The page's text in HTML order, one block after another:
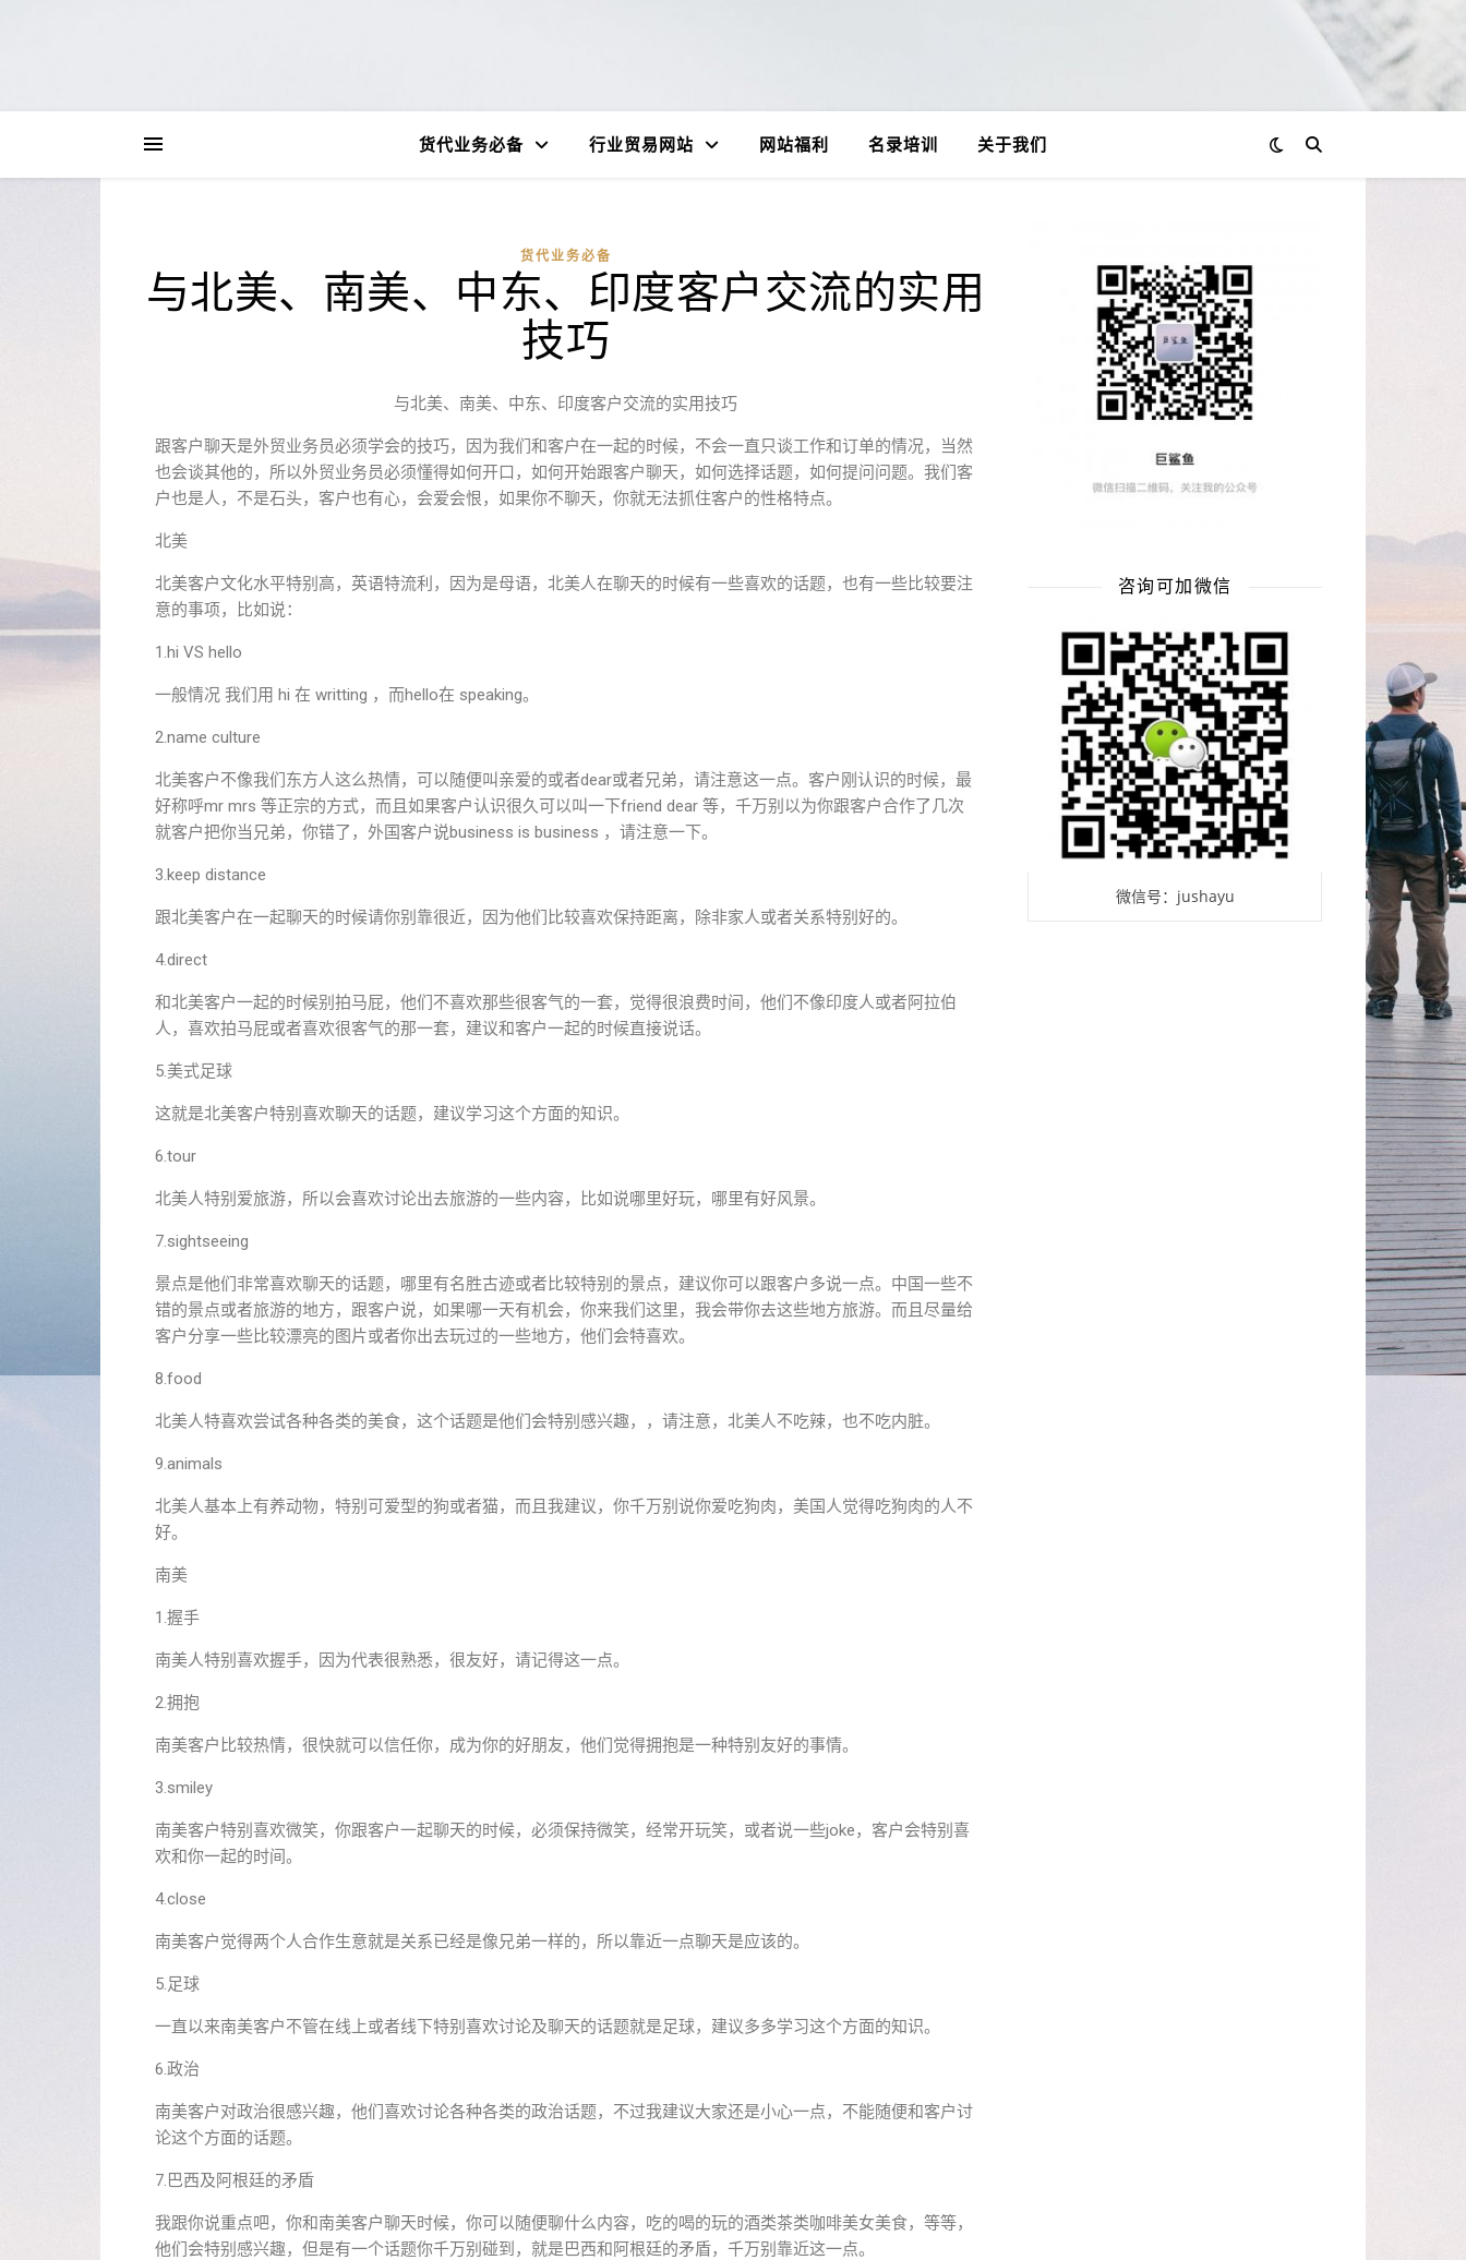
货代业务必备 行业贸易网站 网站福利 名录培训 关于我们
货代业务必备
与北美、南美、中东、印度客户交流的实用
技巧
与北美、南美、中东、印度客户交流的实用技巧
跟客户聊天是外贸业务员必须学会的技巧，因为我们和客户在一起的时候，不会一直只谈工作和订单的情况，当然
也会谈其他的，所以外贸业务员必须懂得如何开口，如何开始跟客户聊天，如何选择话题，如何提问问题。我们客
户也是人，不是石头，客户也有心，会爱会恨，如果你不聊天，你就无法抓住客户的性格特点。
北美
北美客户文化水平特别高，英语特流利，因为是母语，北美人在聊天的时候有一些喜欢的话题，也有一些比较要注
意的事项，比如说：
1.hi VS hello
一般情况 我们用 hi 在 writting ，而hello在 speaking。
2.name culture
北美客户不像我们东方人这么热情，可以随便叫亲爱的或者dear或者兄弟，请注意这一点。客户刚认识的时候，最
好称呼mr mrs 等正宗的方式，而且如果客户认识很久可以叫一下friend dear 等，千万别以为你跟客户合作了几次
就客户把你当兄弟，你错了，外国客户说business is business ，请注意一下。
3.keep distance
跟北美客户在一起聊天的时候请你别靠很近，因为他们比较喜欢保持距离，除非家人或者关系特别好的。
4.direct
和北美客户一起的时候别拍马屁，他们不喜欢那些很客气的一套，觉得很浪费时间，他们不像印度人或者阿拉伯
人，喜欢拍马屁或者喜欢很客气的那一套，建议和客户一起的时候直接说话。
5.美式足球
这就是北美客户特别喜欢聊天的话题，建议学习这个方面的知识。
6.tour
北美人特别爱旅游，所以会喜欢讨论出去旅游的一些内容，比如说哪里好玩，哪里有好风景。
7.sightseeing
景点是他们非常喜欢聊天的话题，哪里有名胜古迹或者比较特别的景点，建议你可以跟客户多说一点。中国一些不
错的景点或者旅游的地方，跟客户说，如果哪一天有机会，你来我们这里，我会带你去这些地方旅游。而且尽量给
客户分享一些比较漂亮的图片或者你出去玩过的一些地方，他们会特喜欢。
8.food
北美人特喜欢尝试各种各类的美食，这个话题是他们会特别感兴趣，，请注意，北美人不吃辣，也不吃内脏。
9.animals
北美人基本上有养动物，特别可爱型的狗或者猫，而且我建议，你千万别说你爱吃狗肉，美国人觉得吃狗肉的人不
好。
南美
1.握手
南美人特别喜欢握手，因为代表很熟悉，很友好，请记得这一点。
2.拥抱
南美客户比较热情，很快就可以信任你，成为你的好朋友，他们觉得拥抱是一种特别友好的事情。
3.smiley
南美客户特别喜欢微笑，你跟客户一起聊天的时候，必须保持微笑，经常开玩笑，或者说一些joke，客户会特别喜
欢和你一起的时间。
4.close
南美客户觉得两个人合作生意就是关系已经是像兄弟一样的，所以靠近一点聊天是应该的。
5.足球
一直以来南美客户不管在线上或者线下特别喜欢讨论及聊天的话题就是足球，建议多多学习这个方面的知识。
6.政治
南美客户对政治很感兴趣，他们喜欢讨论各种各类的政治话题，不过我建议大家还是小心一点，不能随便和客户讨
论这个方面的话题。
7.巴西及阿根廷的矛盾
我跟你说重点吧，你和南美客户聊天时候，你可以随便聊什么内容，吃的喝的玩的酒类茶类咖啡美女美食，等等，
他们会特别感兴趣，但是有一个话题你千万别碰到，就是巴西和阿根廷的矛盾，千万别靠近这一点。
咨询可加微信
微信号：jushayu